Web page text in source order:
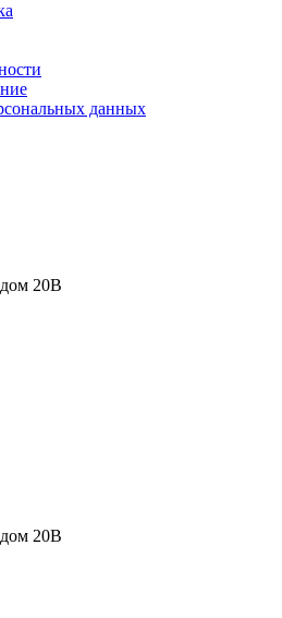
данных
20В
20В